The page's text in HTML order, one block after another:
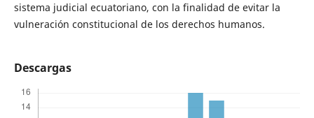
sistema judicial ecuatoriano, con la finalidad de evitar la
vulneración constitucional de los derechos humanos.
Descargas